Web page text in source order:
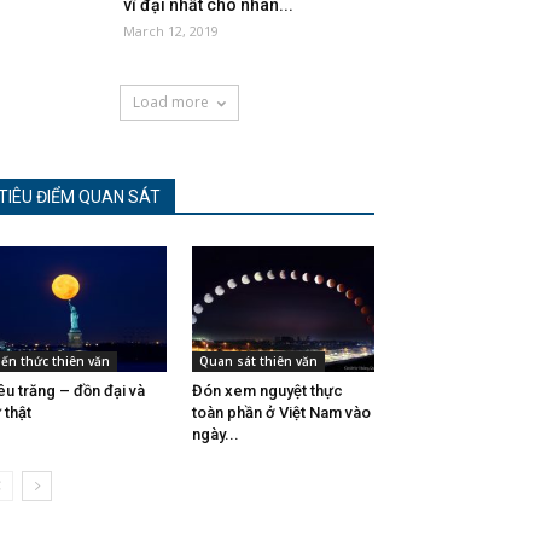
vĩ đại nhất cho nhân...
March 12, 2019
Load more
ĐIỂM QUAN SÁT
thức thiên văn
trăng – đồn đại và
thật
Quan sát thiên văn
Đón xem nguyệt thực
toàn phần ở Việt Nam vào
ngày...